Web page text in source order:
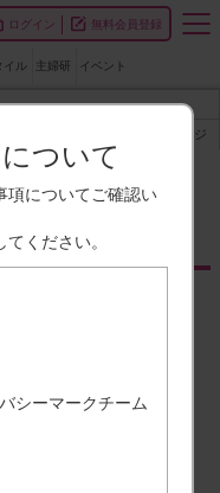
ログイン 無料会員登録
イル 主婦研 イベント
マイページ
ス ～お問合わ
記入下さい。
ご相談への回答のため
ついて
項についてご確認い
ください。
シーマークチーム